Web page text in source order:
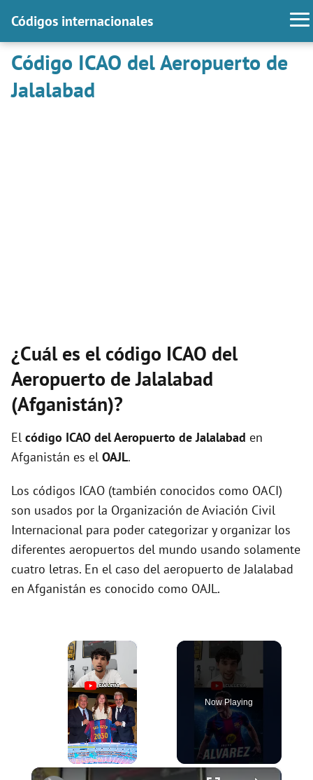
Códigos internacionales
Código ICAO del Aeropuerto de
Jalalabad
¿Cuál es el código ICAO del
Aeropuerto de Jalalabad
(Afganistán)?
El código ICAO delAeropuerto de Jalalabad en
Afganistán es el OAJL.
Los códigos ICAO (también conocidos como OACI)
son usados por la Organización de Aviación Civil
Internacional para poder categorizar y organizar los
diferentes aeropuertos del mundo usando solamente
cuatro letras. En el caso del aeropuerto de Jalalabad
en Afganistán es conocido como OAJL.
×
Now Playing
×